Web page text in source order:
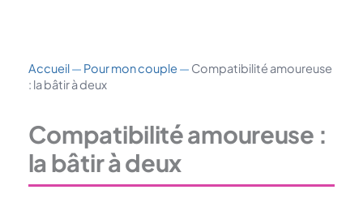
Accueil— Pour mon couple — Compatibilité amoureuse
: la bâtir à deux
Compatibilité amoureuse :
la bâtir à deux